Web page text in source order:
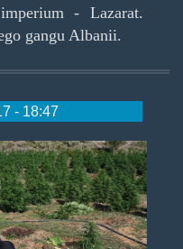
- Lazarat.
gangu Albanii.
- 18:47